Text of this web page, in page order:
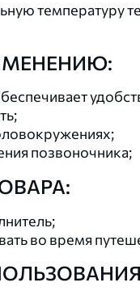
температуру
позвоночника;
во время